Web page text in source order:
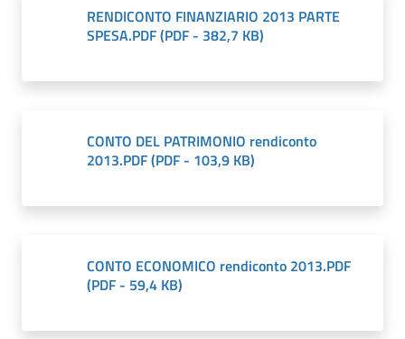
Amministrazione
Menu selezionato
argomenti...
RENDICONTO FINANZIARIO 2013 PARTE
SPESA.PDF(PDF - 382,7 KB)
CONTO DEL PATRIMONIO rendiconto
2013.PDF(PDF - 103,9 KB)
CONTO ECONOMICO rendiconto 2013.PDF
(PDF - 59,4 KB)